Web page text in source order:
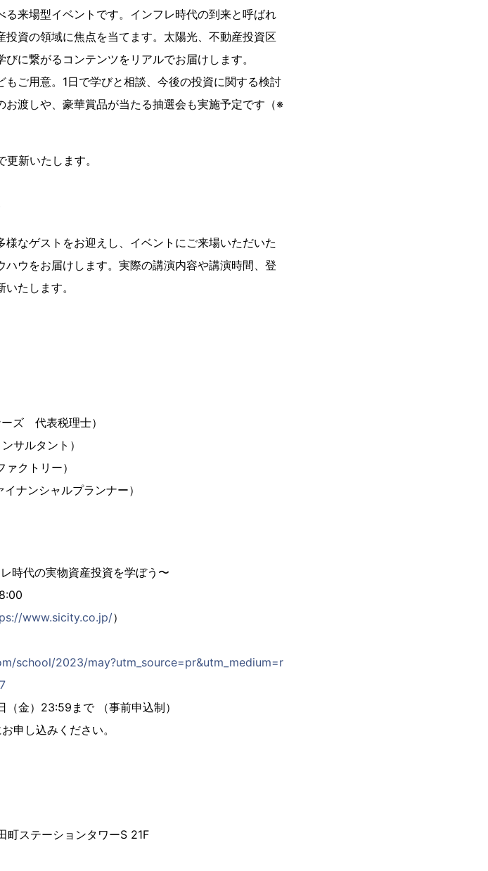
来場型イベントです。インフレ時代の到来と呼ばれ
資の領域に焦点を当てます。太陽光、不動産投資区
に繋がるコンテンツをリアルでお届けします。
ご用意。1日で学びと相談、今後の投資に関する検討
渡しや、豪華賞品が当たる抽選会も実施予定です（※
新いたします。
なゲストをお迎えし、イベントにご来場いただいた
ウをお届けします。実際の講演内容や講演時間、登
たします。
ズ 代表税理士）
サルタント）
クトリー）
ナンシャルプランナー）
代の実物資産投資を学ぼう〜
www.sicity.co.jp/）
school/2023/may?utm_source=pr&utm_medium=r
）23:59まで （事前申込制）
申し込みください。
ステーションタワーS 21F